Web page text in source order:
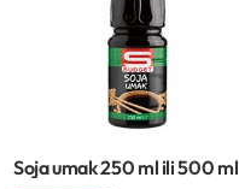
Soja umak250 ml ili 500 ml